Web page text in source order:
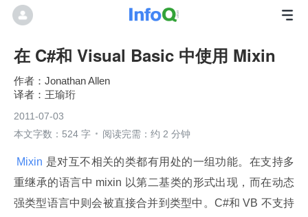
在 C#和 Visual Basic 中使用 Mixin
Jonathan Allen
王瑜珩
2011-07-03
本文字数：524 字
阅读完需：约 2 分钟
Mixin 是对互不相关的类都有用处的一组功能。在支持多
重继承的语言中 mixin 以第二基类的形式出现，而在动态
强类型语言中则会被直接合并到类型中。C#和 VB 不支持